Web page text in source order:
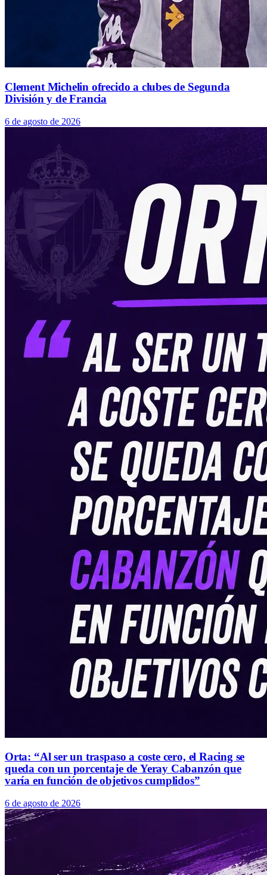
Clement Michelin ofrecido a clubes de Segunda
División y de Francia
6 de agosto de 2026
Orta: “Al ser un traspaso a coste cero, el Racing se
queda con un porcentaje de Yeray Cabanzón que
varía en función de objetivos cumplidos”
6 de agosto de 2026